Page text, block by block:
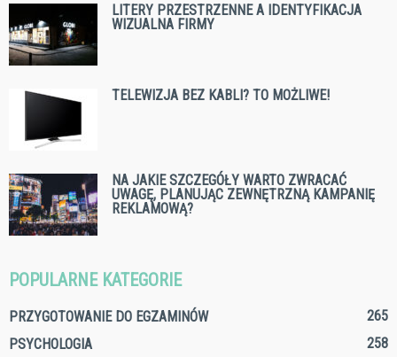
LITERY PRZESTRZENNE A IDENTYFIKACJA
WIZUALNA FIRMY
TELEWIZJA BEZ KABLI? TO MOŻLIWE!
NA JAKIE SZCZEGÓŁY WARTO ZWRACAĆ
UWAGĘ, PLANUJĄC ZEWNĘTRZNĄ KAMPANIĘ
REKLAMOWĄ?
POPULARNE KATEGORIE
PRZYGOTOWANIE DO EGZAMINÓW
265
PSYCHOLOGIA
258